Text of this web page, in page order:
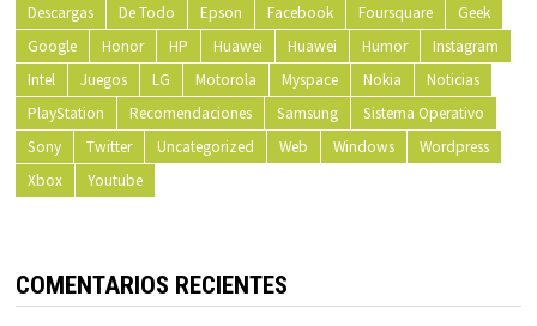
Descargas
De Todo Epson Facebook Foursquare
Geek
Google
Honor HP Huawei Huawei Humor
Instagram
Intel
Juegos LG Motorola Myspace Nokia
Noticias
PlayStation
Recomendaciones Samsung
Sistema Operativo
Sony
Twitter Uncategorized Web Windows
Wordpress
Xbox
Youtube
COMENTARIOS RECIENTES